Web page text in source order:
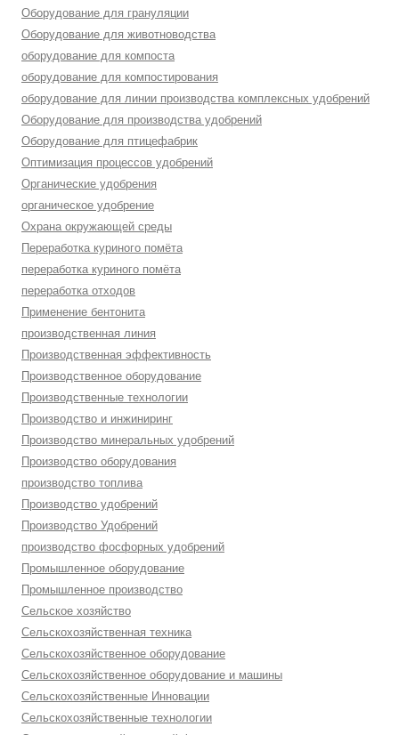
Оборудование для грануляции
Оборудование для животноводства
оборудование для компоста
оборудование для компостирования
оборудование для линии производства комплексных удобрений
Оборудование для производства удобрений
Оборудование для птицефабрик
Оптимизация процессов удобрений
Органические удобрения
органическое удобрение
Охрана окружающей среды
Переработка куриного помёта
переработка куриного помёта
переработка отходов
Применение бентонита
производственная линия
Производственная эффективность
Производственное оборудование
Производственные технологии
Производство и инжиниринг
Производство минеральных удобрений
Производство оборудования
производство топлива
Производство удобрений
Производство Удобрений
производство фосфорных удобрений
Промышленное оборудование
Промышленное производство
Сельское хозяйство
Сельскохозяйственная техника
Сельскохозяйственное оборудование
Сельскохозяйственное оборудование и машины
Сельскохозяйственные Инновации
Сельскохозяйственные технологии